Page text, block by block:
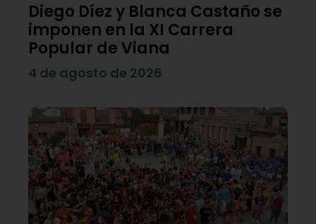
Diego Díez y Blanca Castaño se
imponen en la XI Carrera
Popular de Viana
4 de agosto de 2026